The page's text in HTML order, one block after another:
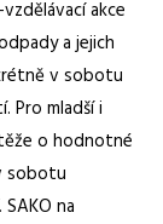
akce
a jejich
v sobotu
Pro mladší i
o hodnotné
sobotu
na